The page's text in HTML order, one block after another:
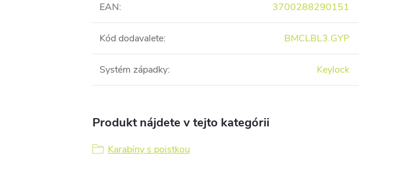
EAN: 3700288290151
Kód dodavalete: BMCLBL3.GYP
Systém západky: Keylock
Produkt nájdete v tejto kategórii
Karabíny s poistkou